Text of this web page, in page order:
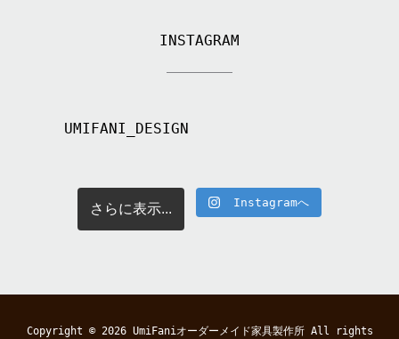
INSTAGRAM
UMIFANI_DESIGN
さらに表示... Instagramへ
Copyright © 2026 UmiFaniオーダーメイド家具製作所All rights